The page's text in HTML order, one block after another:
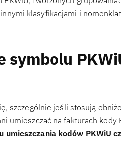
klasyfikacjami i
symbolu
szczególnie jeśli stosują
umieszczać na fakturach kody
umieszczania kodów PKWiU